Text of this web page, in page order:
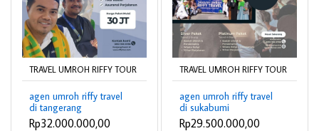
TRAVEL UMROH RIFFY TOUR
agen umroh riffy travel
di tangerang
Rp32.000.000,00
TRAVEL UMROH RIFFY TOUR
agen umroh riffy travel
di sukabumi
Rp29.500.000,00